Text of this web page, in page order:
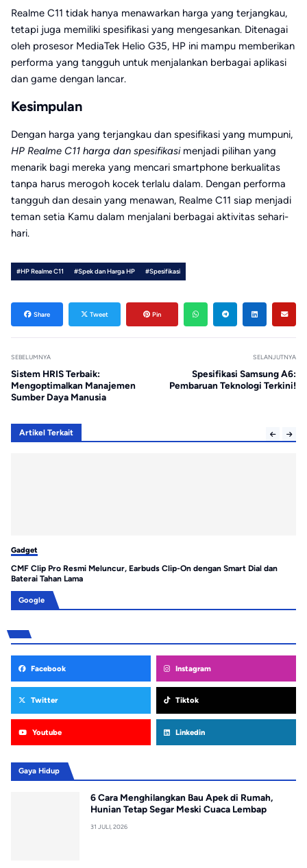
Realme C11 tidak hanya menawarkan harga yang terjangkau,
tetapi juga memiliki spesifikasi yang mengesankan. Ditenagai
oleh prosesor MediaTek Helio G35, HP ini mampu memberikan
performa yang tangguh untuk menjalankan berbagai aplikasi
dan game dengan lancar.
Kesimpulan
Dengan harga yang terjangkau dan spesifikasi yang mumpuni,
HP Realme C11 harga dan spesifikasimenjadi pilihan yang
menarik bagi mereka yang mencari smartphone berkualitas
tanpa harus merogoh kocek terlalu dalam. Dengan performa
tangguh dan desain yang menawan, Realme C11 siap menjadi
teman setia Kamu dalam menjalani berbagai aktivitas sehari-
hari.
#HP Realme C11 #Spek dan Harga HP #Spesifikasi
Share Tweet Pin
SEBELUMNYA
Sistem HRIS Terbaik:
Mengoptimalkan Manajemen
Sumber Daya Manusia
SELANJUTNYA
Spesifikasi Samsung A6:
Pembaruan Teknologi Terkini!
Artikel Terkait
Gadget
CMF Clip Pro Resmi Meluncur, Earbuds Clip-On dengan Smart Dial dan
Baterai Tahan Lama
Google
Facebook Instagram
Twitter Tiktok
Youtube Linkedin
Gaya Hidup
6 Cara Menghilangkan Bau Apek di Rumah,
Hunian Tetap Segar Meski Cuaca Lembap
31 JULI, 2026